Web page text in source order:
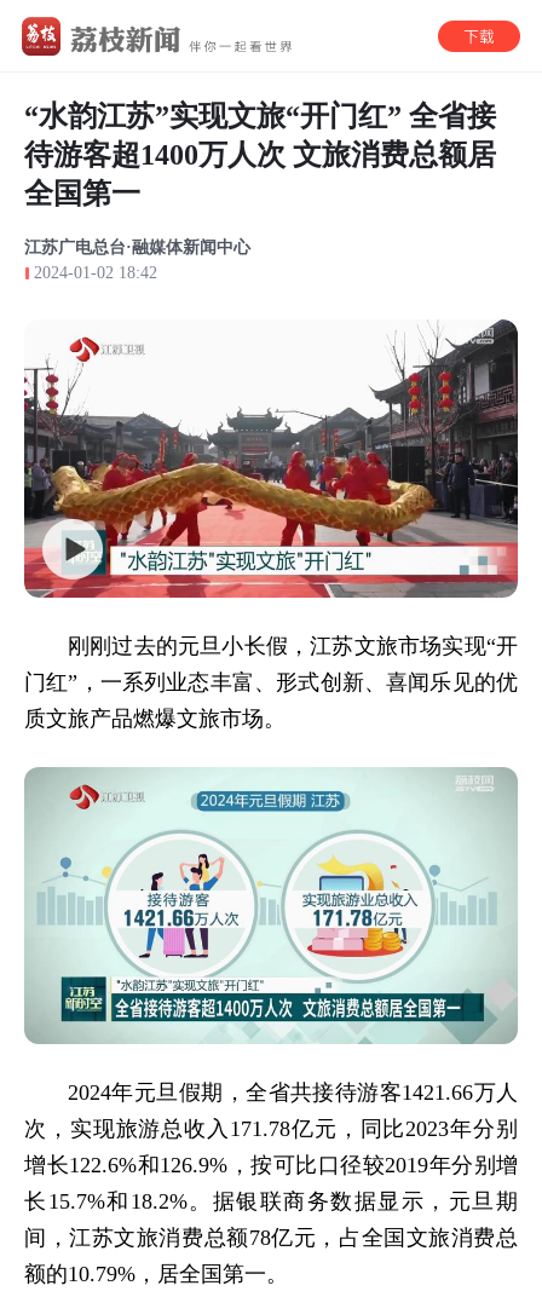
“水韵江苏”实现文旅“开门红” 全省接
待游客超1400万人次 文旅消费总额居
全国第一
江苏广电总台·融媒体新闻中心
2024-01-02 18:42
刚刚过去的元旦小长假，江苏文旅市场实现“开
门红”，一系列业态丰富、形式创新、喜闻乐见的优
质文旅产品燃爆文旅市场。
2024年元旦假期，全省共接待游客1421.66万人
次，实现旅游总收入171.78亿元，同比2023年分别
增长122.6%和126.9%，按可比口径较2019年分别增
长15.7%和18.2%。据银联商务数据显示，元旦期
间，江苏文旅消费总额78亿元，占全国文旅消费总
额的10.79%，居全国第一。